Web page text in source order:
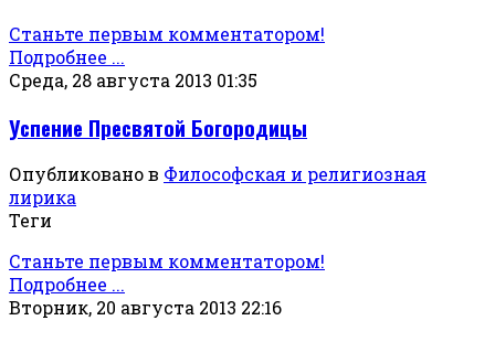
Станьте первым комментатором!
Подробнее ...
Среда, 28 августа 2013 01:35
Успение Пресвятой Богородицы
Опубликовано в Философская и религиозная
лирика
Теги
Станьте первым комментатором!
Подробнее ...
Вторник, 20 августа 2013 22:16